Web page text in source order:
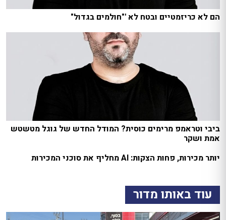
הם לא כריזמטיים ובטח לא '"חולמים בגדול"
ביבי וטראמפ מרימים כוסית? המודל החדש של גוגל מטשטש
אמת ושקר
יותר מכירות, פחות הצקות: AI מחליף את סוכני המכירות
עוד באותו מדור